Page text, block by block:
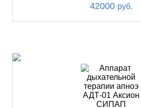
42000 руб.